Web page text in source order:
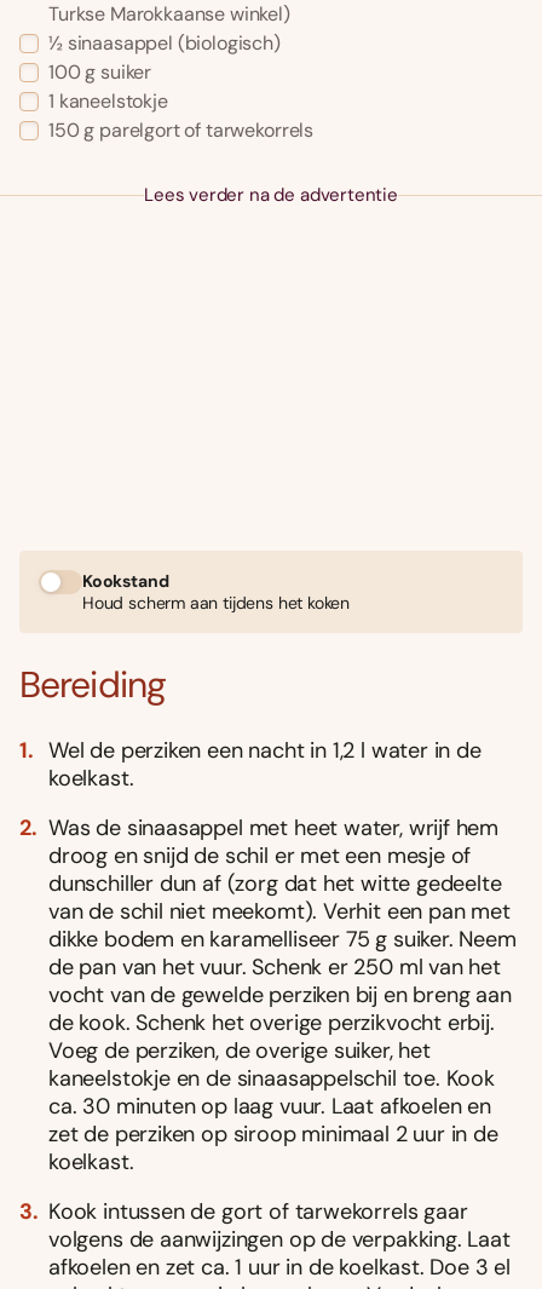
Turkse Marokkaanse winkel)
½ sinaasappel (biologisch)
100 g suiker
1 kaneelstokje
150 g parelgort of tarwekorrels
Lees verder na de advertentie
Kookstand
Houd scherm aan tijdens het koken
Bereiding
Wel de perziken een nacht in 1,2 l water in de
koelkast.
Was de sinaasappel met heet water, wrijf hem
droog en snijd de schil er met een mesje of
dunschiller dun af (zorg dat het witte gedeelte
van de schil niet meekomt). Verhit een pan met
dikke bodem en karamelliseer 75 g suiker. Neem
de pan van het vuur. Schenk er 250 ml van het
vocht van de gewelde perziken bij en breng aan
de kook. Schenk het overige perzikvocht erbij.
Voeg de perziken, de overige suiker, het
kaneelstokje en de sinaasappelschil toe. Kook
ca. 30 minuten op laag vuur. Laat afkoelen en
zet de perziken op siroop minimaal 2 uur in de
koelkast.
Kook intussen de gort of tarwekorrels gaar
volgens de aanwijzingen op de verpakking. Laat
afkoelen en zet ca. 1 uur in de koelkast. Doe 3 el